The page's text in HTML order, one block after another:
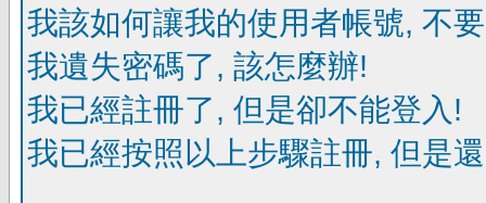
我該如何讓我的使用者帳號, 不
我遺失密碼了, 該怎麼辦!
我已經註冊了, 但是卻不能登入!
我已經按照以上步驟註冊, 但是